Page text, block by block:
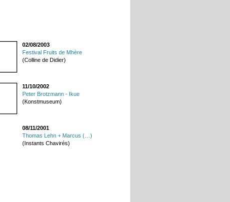
02/08/2003
Festival Fruits de Mhère
(Colline de Didier)
11/10/2002
Peter Brotzmann - Ikue
(Konstmuseum)
08/11/2001
Thomas Lehn + Marcus (…)
(Instants Chavirés)